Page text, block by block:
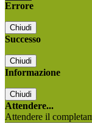
Errore
Chiudi
Successo
Chiudi
Informazione
Chiudi
Attendere...
Attendere il